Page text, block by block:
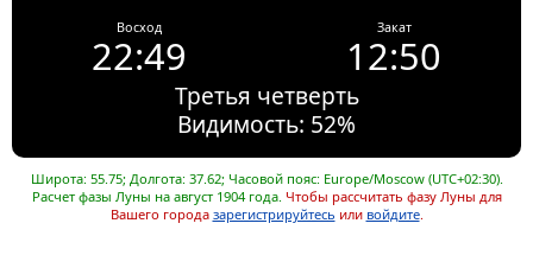
Восход
22:49
Закат
12:50
Третья четверть
Видимость: 52%
Широта: 55.75; Долгота: 37.62; Часовой пояс: Europe/Moscow (UTC+02:30).
Расчет фазы Луны на август 1904 года. Чтобы рассчитать фазу Луны для
Вашего города зарегистрируйтесь или войдите.